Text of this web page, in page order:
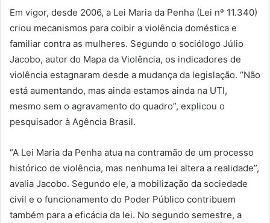
Em vigor, desde 2006, a Lei Maria da Penha (Lei nº 11.340)
criou mecanismos para coibir a violência doméstica e
familiar contra as mulheres. Segundo o sociólogo Júlio
Jacobo, autor do Mapa da Violência, os indicadores de
violência estagnaram desde a mudança da legislação. “Não
está aumentando, mas ainda estamos ainda na UTI,
mesmo sem o agravamento do quadro”, explicou o
pesquisador à Agência Brasil.
“A Lei Maria da Penha atua na contramão de um processo
histórico de violência, mas nenhuma lei altera a realidade”,
avalia Jacobo. Segundo ele, a mobilização da sociedade
civil e o funcionamento do Poder Público contribuem
também para a eficácia da lei. No segundo semestre, a